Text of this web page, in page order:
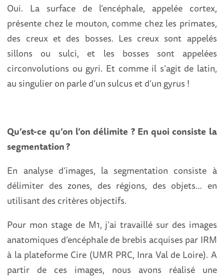
Oui. La surface de l’encéphale, appelée cortex,
présente chez le mouton, comme chez les primates,
des creux et des bosses. Les creux sont appelés
sillons ou sulci, et les bosses sont appelées
circonvolutions ou gyri. Et comme il s’agit de latin,
au singulier on parle d’un sulcus et d’un gyrus !
Qu’est-ce qu’on l’on délimite ? En quoi consiste la
segmentation ?
En analyse d’images, la segmentation consiste à
délimiter des zones, des régions, des objets… en
utilisant des critères objectifs.
Pour mon stage de M1, j’ai travaillé sur des images
anatomiques d’encéphale de brebis acquises par IRM
à la plateforme Cire (UMR PRC, Inra Val de Loire). A
partir de ces images, nous avons réalisé une